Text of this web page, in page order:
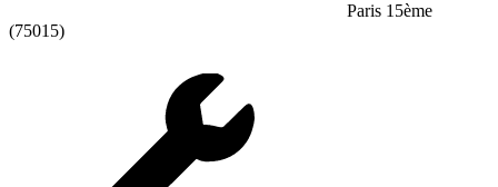
Paris 15ème
(75015)